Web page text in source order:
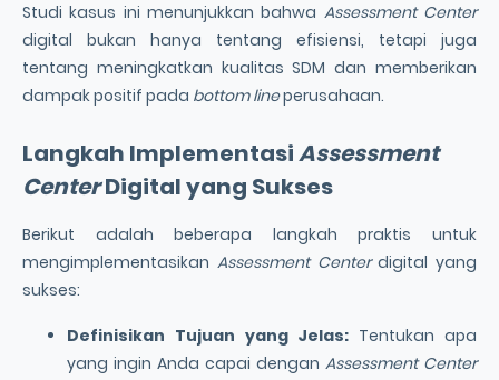
Studi kasus ini menunjukkan bahwa Assessment Center
digital bukan hanya tentang efisiensi, tetapi juga
tentang meningkatkan kualitas SDM dan memberikan
dampak positif pada bottom lineperusahaan.
Langkah ImplementasiAssessment
CenterDigital yang Sukses
Berikut adalah beberapa langkah praktis untuk
mengimplementasikan Assessment Centerdigital yang
sukses:
Definisikan Tujuan yang Jelas: Tentukan apa
yang ingin Anda capai dengan Assessment Center